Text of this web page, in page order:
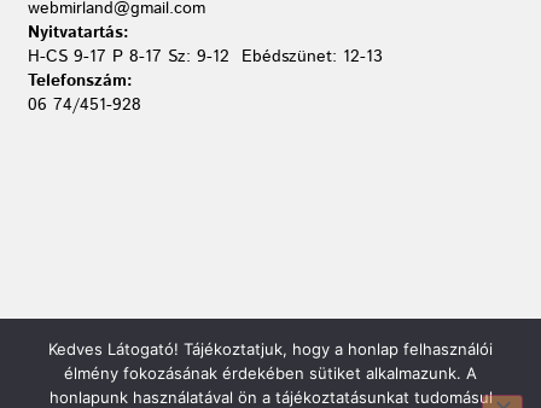
webmirland@gmail.com
Nyitvatartás:
H-CS 9-17 P 8-17 Sz: 9-12 Ebédszünet: 12-13
Telefonszám:
06 74/451-928
Kedves Látogató! Tájékoztatjuk, hogy a honlap felhasználói
élmény fokozásának érdekében sütiket alkalmazunk. A
honlapunk használatával ön a tájékoztatásunkat tudomásul